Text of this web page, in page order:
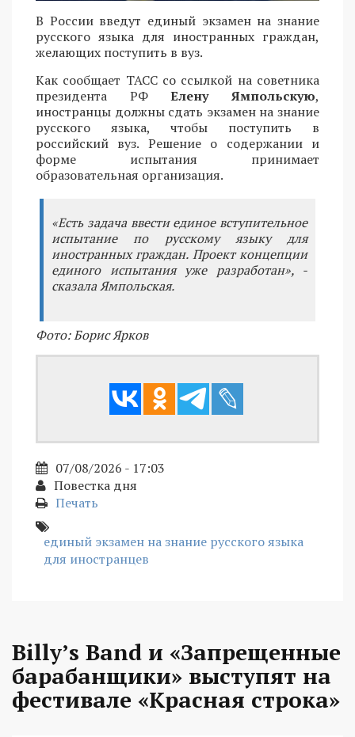
В России введут единый экзамен на знание
русского языка для иностранных граждан,
желающих поступить в вуз.
Как сообщает ТАСС со ссылкой на советника
президента РФЕлену Ямпольскую,
иностранцы должны сдать экзамен на знание
русского языка, чтобы поступить в
российский вуз. Решение о содержании и
форме испытания принимает
образовательная организация.
«Есть задача ввести единое вступительное
испытание по русскому языку для
иностранных граждан. Проект концепции
единого испытания уже разработан», -
сказала Ямпольская.
Фото: Борис Ярков
07/08/2026 - 17:03
Повестка дня
Печать
единый экзамен на знание русского языка
для иностранцев
Billy’s Band и «Запрещенные
барабанщики» выступят на
фестивале «Красная строка»